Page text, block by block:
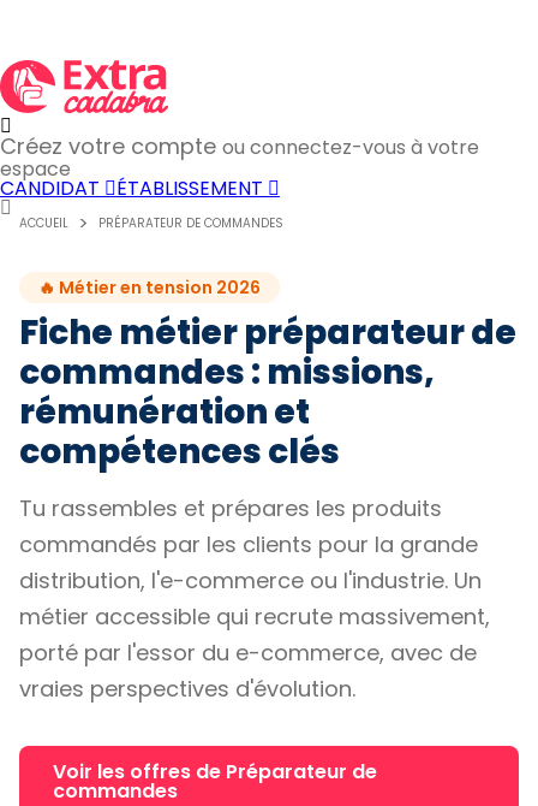
Créez votre compte ou connectez-vous à votre
espace
CANDIDAT ÉTABLISSEMENT
ACCUEIL PRÉPARATEUR DE COMMANDES
🔥 Métier en tension 2026
Fiche métier préparateur de
commandes : missions,
rémunération et
compétences clés
Tu rassembles et prépares les produits
commandés par les clients pour la grande
distribution, l'e-commerce ou l'industrie. Un
métier accessible qui recrute massivement,
porté par l'essor du e-commerce, avec de
vraies perspectives d'évolution.
Voir les offres de Préparateur de
commandes